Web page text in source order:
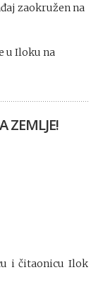
zaokružen na
u Iloku na
ZEMLJE!
i čitaonicu Ilok